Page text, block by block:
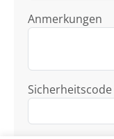
Anmerkungen